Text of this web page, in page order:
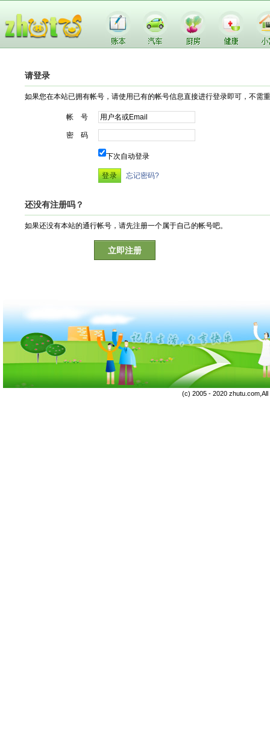
请登录
如果您在本站已拥有帐号，请使用已有的帐号信息直接进行登录即可，不需
帐 号
密 码
下次自动登录
忘记密码?
还没有注册吗？
如果还没有本站的通行帐号，请先注册一个属于自己的帐号吧。
立即注册
(c) 2005 - 2020